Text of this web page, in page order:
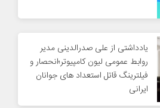
یادداشتی از علی صدرالدینی مدیر
روابط عمومی لیون کامپیوتر؛انحصار و
فیلترینگ قاتل استعداد های جوانان
ایرانی